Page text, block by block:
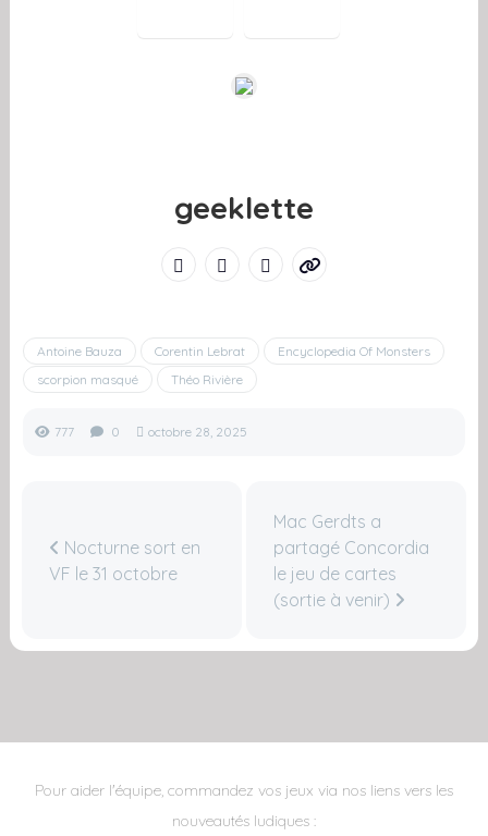
geeklette
Antoine Bauza Corentin Lebrat
Encyclopedia Of Monsters
scorpion masqué
Théo Rivière
777 0 octobre 28, 2025
Nocturne sort en
VF le 31 octobre
Mac Gerdts a
partagé Concordia
le jeu de cartes
(sortie à venir)
Pour aider l'équipe, commandez vos jeux via nos liens vers les
nouveautés ludiques :